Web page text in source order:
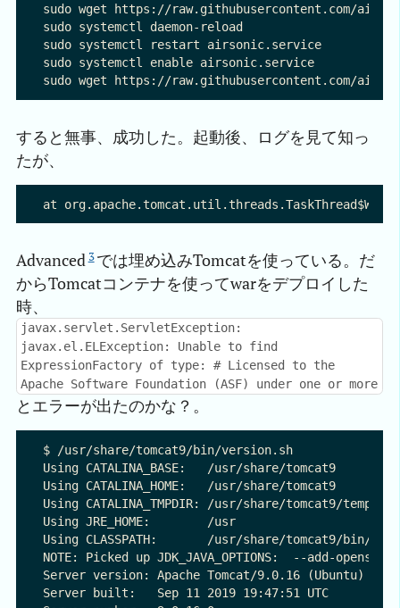
sudo wget https://raw.githubusercontent.com/
sudo systemctl daemon-reload
sudo systemctl restart airsonic.service
sudo systemctl enable airsonic.service
すると無事、成功した。起動後、ログを見て知っ
たが、
Advanced 3では埋め込みTomcatを使っている。だ
からTomcatコンテナを使ってwarをデプロイした
時、
javax.servlet.ServletException:
javax.el.ELException: Unable to find
ExpressionFactory of type: # Licensed to the
Apache Software Foundation (ASF) under one or more
とエラーが出たのかな？。
$ /usr/share/tomcat9/bin/version.sh
Using CATALINA_BASE:   /usr/share/tomcat9
Using CATALINA_HOME:   /usr/share/tomcat9
Using CATALINA_TMPDIR: /usr/share/tomcat9/temp
Using JRE_HOME:        /usr
Using CLASSPATH:       /usr/share/tomcat9/bin/
NOTE: Picked up JDK_JAVA_OPTIONS:  --add-
Server version: Apache Tomcat/9.0.16 (Ubuntu)
Server built:   Sep 11 2019 19:47:51 UTC